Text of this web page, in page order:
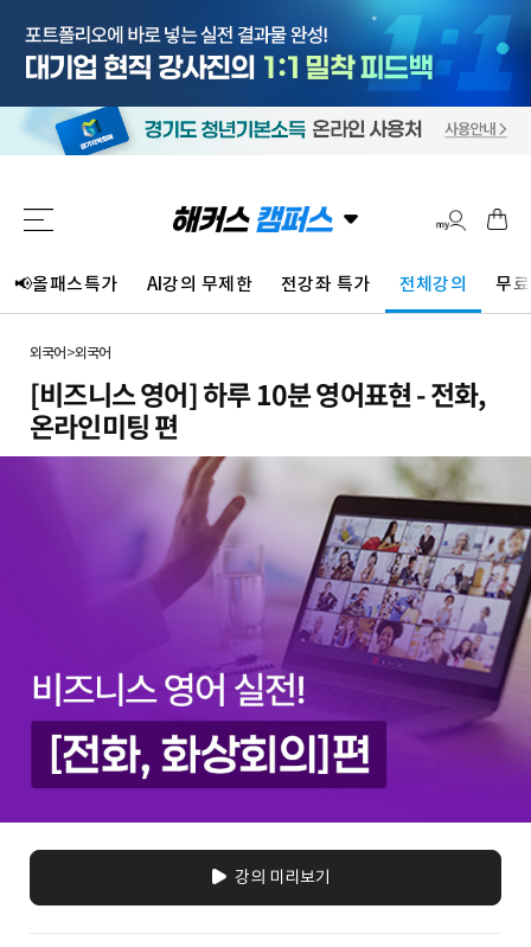
📢올패스특가 AI강의 무제한 전강좌 특가 전체강의 무
외국어>외국어
[비즈니스 영어] 하루 10분 영어표현 - 전화,
온라인미팅 편
강의 미리보기